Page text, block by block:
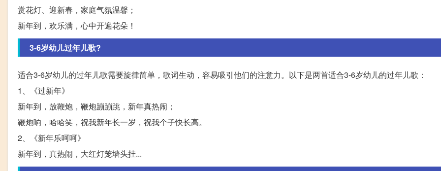
赏花灯、迎新春，家庭气氛温馨；
新年到，欢乐满，心中开遍花朵！
3-6岁幼儿过年儿歌?
适合3-6岁幼儿的过年儿歌需要旋律简单，歌词生动，容易吸引他们的注意力。以下是两首适合3-6岁幼儿的过年儿歌：
1、《过新年》
新年到，放鞭炮，鞭炮蹦蹦跳，新年真热闹；
鞭炮响，哈哈笑，祝我新年长一岁，祝我个子快长高。
2、《新年乐呵呵》
新年到，真热闹，大红灯笼墙头挂...